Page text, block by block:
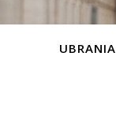
UBRANIA